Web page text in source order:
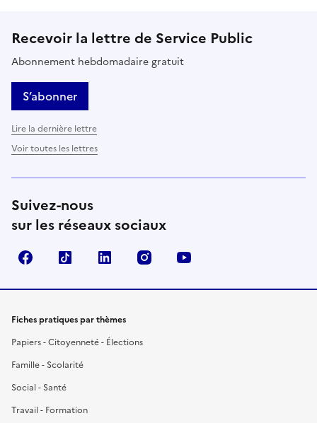
Recevoir la lettre de Service Public
Abonnement hebdomadaire gratuit
S’abonner
Lire la dernière lettre
Voir toutes les lettres
Suivez-nous
sur les réseaux sociaux
FacebookTikTok LinkedIn Instagram
Fiches pratiques par thèmes
Papiers - Citoyenneté - Élections
Famille - Scolarité
Social - Santé
Travail - Formation